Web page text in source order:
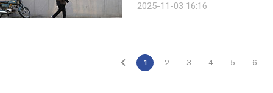
가 커지고 있다. 3일 금융권에 따
2025-11-03 16:16
1 2 3 4 5 6